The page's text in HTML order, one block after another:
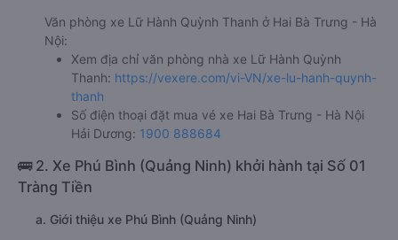
Văn phòng xe Lữ Hành Quỳnh Thanh ở Hai Bà Trưng - Hà
Nội:
Xem địa chỉ văn phòng nhà xe Lữ Hành Quỳnh
Thanh: https://vexere.com/vi-VN/xe-lu-hanh-quynh-
thanh
Số điện thoại đặt mua vé xe Hai Bà Trưng - Hà Nội
Hải Dương: 1900 888684
🚌 2. Xe Phú Bình (Quảng Ninh) khởi hành tại Số 01
Tràng Tiền
a. Giới thiệu xe Phú Bình (Quảng Ninh)